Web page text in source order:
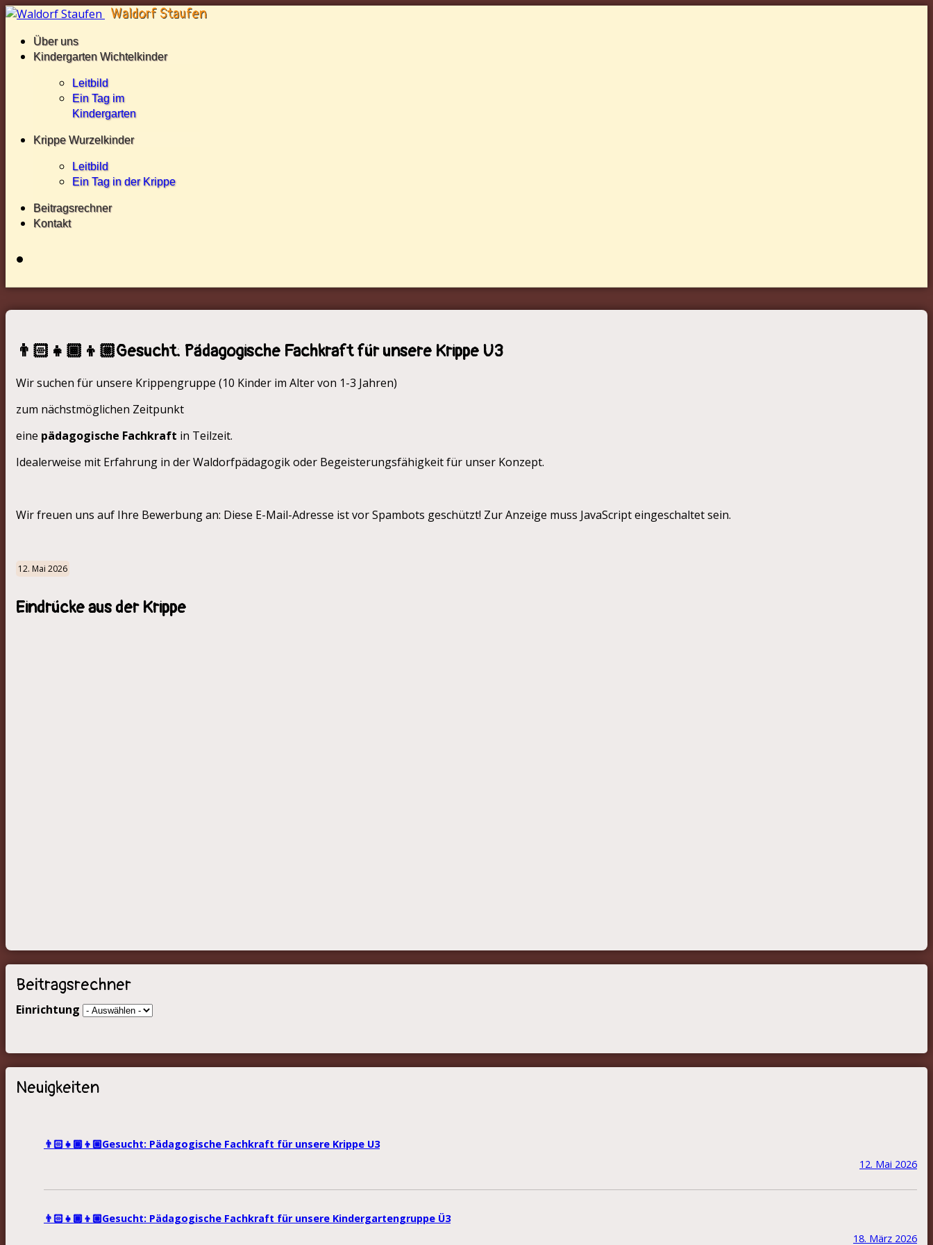
Über uns
Kindergarten Wichtelkinder
Leitbild
Ein Tag im
Kindergarten
Krippe Wurzelkinder
Leitbild
Ein Tag in der Krippe
Beitragsrechner
Kontakt
👨🏻‍👧🏾‍👦🏼Gesucht: Pädagogische Fachkraft für unsere Krippe U3
Wir suchen für unsere Krippengruppe (10 Kinder im Alter von 1-3 Jahren)
zum nächstmöglichen Zeitpunkt
eine pädagogische Fachkraft in Teilzeit.
Idealerweise mit Erfahrung in der Waldorfpädagogik oder Begeisterungsfähigkeit für unser Konzept.
Wir freuen uns auf Ihre Bewerbung an: Diese E-Mail-Adresse ist vor Spambots geschützt! Zur Anzeige muss JavaScript eingeschaltet sein.
12. Mai 2026
Eindrücke aus der Krippe
Beitragsrechner
Einrichtung
Neuigkeiten
👨🏻‍👧🏾‍👦🏼Gesucht: Pädagogische Fachkraft für unsere Krippe U3
12. Mai 2026
👨🏻‍👧🏾‍👦🏼Gesucht: Pädagogische Fachkraft für unsere Kindergartengruppe Ü3
18. März 2026